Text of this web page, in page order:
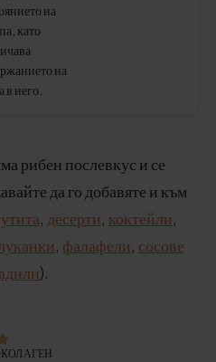
на
като
на
в него.
рибен послевкус и се
да го добавяте и към
десерти коктейли
фалафели сосове
).
КОЛАГЕН